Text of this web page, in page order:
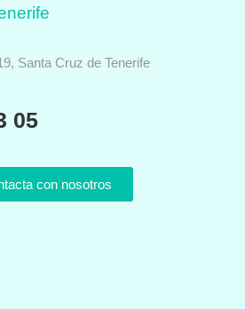
Santa Cruz de Tenerife
05
con nosotros